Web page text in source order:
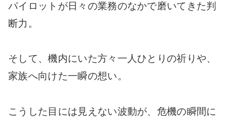
パイロットが日々の業務のなかで磨いてきた判
断力。
そして、機内にいた方々一人ひとりの祈りや、
家族へ向けた一瞬の想い。
こうした目には見えない波動が、危機の瞬間に